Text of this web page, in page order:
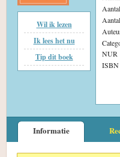
Wil ik lezen
Ik lees het nu
Tip dit boek
NUR
ISBN
Informatie